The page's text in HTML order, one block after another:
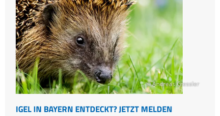
© Andreas Giessler
IGEL IN BAYERN ENTDECKT? JETZT MELDEN